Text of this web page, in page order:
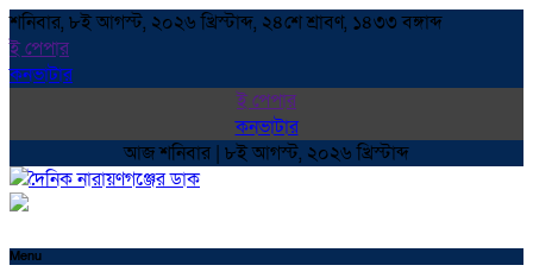
শনিবার, ৮ই আগস্ট, ২০২৬ খ্রিস্টাব্দ, ২৪শে শ্রাবণ, ১৪৩৩ বঙ্গাব্দ
ই পেপার
কনভাটার
ই পেপার
কনভাটার
আজ শনিবার | ৮ই আগস্ট, ২০২৬ খ্রিস্টাব্দ
Menu